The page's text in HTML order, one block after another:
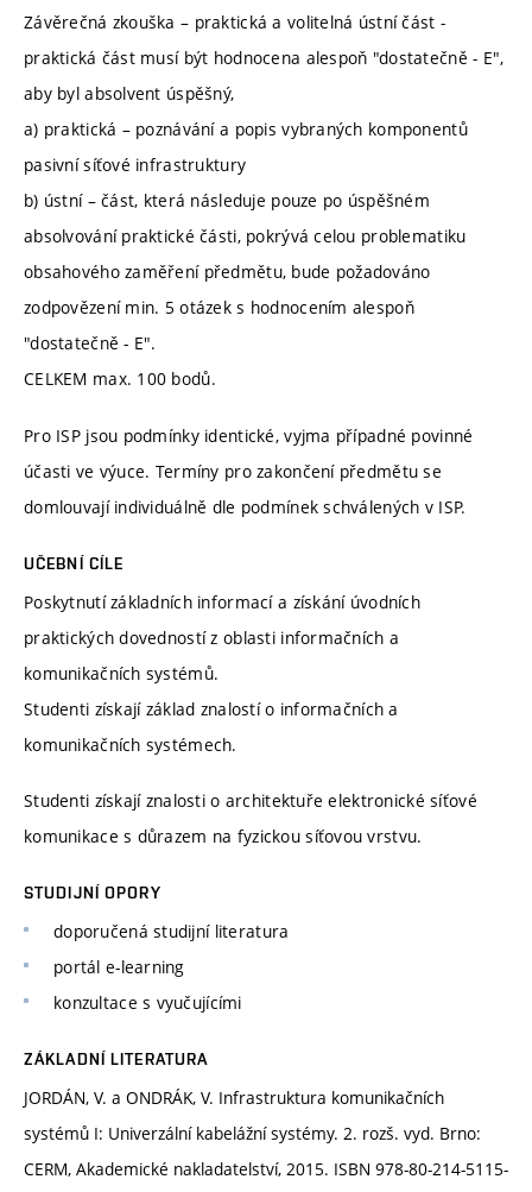
Závěrečná zkouška – praktická a volitelná ústní část -
praktická část musí být hodnocena alespoň "dostatečně - E",
aby byl absolvent úspěšný,
a) praktická – poznávání a popis vybraných komponentů
pasivní síťové infrastruktury
b) ústní – část, která následuje pouze po úspěšném
absolvování praktické části, pokrývá celou problematiku
obsahového zaměření předmětu, bude požadováno
zodpovězení min. 5 otázek s hodnocením alespoň
"dostatečně - E".
CELKEM max. 100 bodů.
Pro ISP jsou podmínky identické, vyjma případné povinné
účasti ve výuce. Termíny pro zakončení předmětu se
domlouvají individuálně dle podmínek schválených v ISP.
UČEBNÍ CÍLE
Poskytnutí základních informací a získání úvodních
praktických dovedností z oblasti informačních a
komunikačních systémů.
Studenti získají základ znalostí o informačních a
komunikačních systémech.
Studenti získají znalosti o architektuře elektronické síťové
komunikace s důrazem na fyzickou síťovou vrstvu.
STUDIJNÍ OPORY
doporučená studijní literatura
portál e-learning
konzultace s vyučujícími
ZÁKLADNÍ LITERATURA
JORDÁN, V. a ONDRÁK, V. Infrastruktura komunikačních
systémů I: Univerzální kabelážní systémy. 2. rozš. vyd. Brno:
CERM, Akademické nakladatelství, 2015. ISBN 978-80-214-5115-